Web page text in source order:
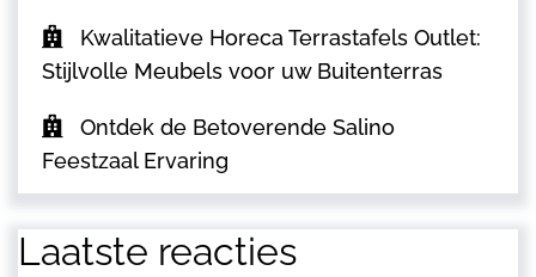
Kwalitatieve Horeca Terrastafels Outlet:
Stijlvolle Meubels voor uw Buitenterras
Ontdek de Betoverende Salino
Feestzaal Ervaring
Laatste reacties